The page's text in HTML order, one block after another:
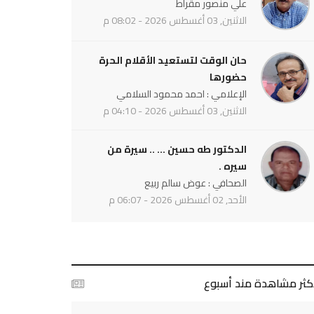
الاثنين, 03 أغسطس 2026 - 08:02 م
حان الوقت لتستعيد الأقلام الحرة
حضورها
الإعلامي : احمد محمود السلامي
الاثنين, 03 أغسطس 2026 - 04:10 م
الدكتور طه حسين ... .. سيرة من
سيره .
الصحافي : عوض سالم ربيع
الأحد, 02 أغسطس 2026 - 06:07 م
مشاهدة مند أسبوع